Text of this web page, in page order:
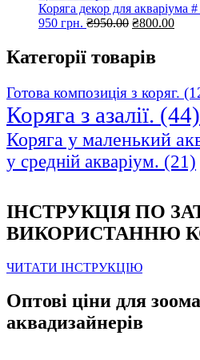
Коряга декор для акваріума
950 грн. ₴950.00 Оригінальна
₴950.00.
₴800.00
Категорії товарів
Готова композиція з коряг.
Коряга з азалії. (44)
Коряга у маленький
у средній акваріум. (21)
ІНСТРУКЦІЯ ПО
ВИКОРИСТАННЮ
ЧИТАТИ ІНСТРУКЦІЮ
Оптові ціни для
аквадизайнерів